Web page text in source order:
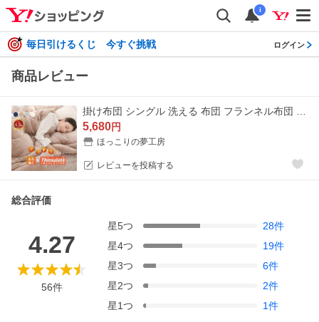
i
毎日引けるくじ 今すぐ挑戦 ログイン
商品レビュー
5,680円
ほっこりの夢工房
レビューを投稿する
総合評価
4.27
56件
星5つ 28件
星4つ 19件
星3つ 6件
星2つ 2件
星1つ 1件